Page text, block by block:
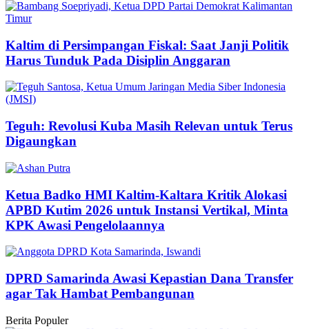
Kaltim di Persimpangan Fiskal: Saat Janji Politik
Harus Tunduk Pada Disiplin Anggaran
Teguh: Revolusi Kuba Masih Relevan untuk Terus
Digaungkan
Ketua Badko HMI Kaltim-Kaltara Kritik Alokasi
APBD Kutim 2026 untuk Instansi Vertikal, Minta
KPK Awasi Pengelolaannya
DPRD Samarinda Awasi Kepastian Dana Transfer
agar Tak Hambat Pembangunan
Berita Populer